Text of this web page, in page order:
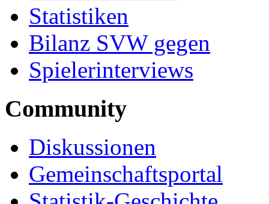
Statistiken
Bilanz SVW gegen
Spielerinterviews
Community
Diskussionen
Gemeinschaftsportal